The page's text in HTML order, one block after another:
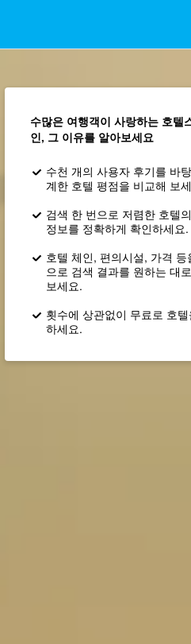
수많은 여행객이 사랑하는 호텔
인, 그 이유를 알아보세요
수천 개의 사용자 후기를 바
계한 호텔 평점을 비교해 보
검색 한 번으로 저렴한 호텔
정보를 정확하게 확인하세요.
호텔 체인, 편의시설, 가격 등
으로 검색 결과를 원하는 대
보세요.
횟수에 상관없이 무료로 호텔
하세요.